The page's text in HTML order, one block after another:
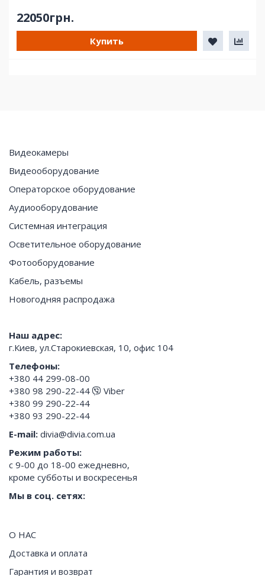
22050грн.
Купить
О НАС
Доставка и оплата
Гарантия и возврат
Видеокамеры
Видеооборудование
Операторское оборудование
Аудиооборудование
Системная интеграция
Осветительное оборудование
Фотооборудование
Кабель, разъемы
Новогодняя распродажа
Наш адрес:
г.Киев, ул.Старокиевская, 10, офис 104
Телефоны:
+380 44 299-08-00
+380 98 290-22-44
Viber
+380 99 290-22-44
+380 93 290-22-44
E-mail: divia@divia.com.ua
Режим работы:
с 9-00 до 18-00 ежедневно,
кроме субботы и воскресенья
Мы в соц. сетях: